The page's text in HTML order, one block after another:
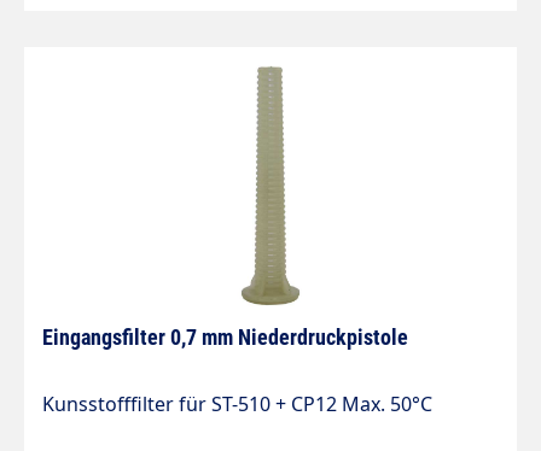
Eingangsfilter 0,7 mm Niederdruckpistole
Kunsstofffilter für ST-510 + CP12 Max. 50°C